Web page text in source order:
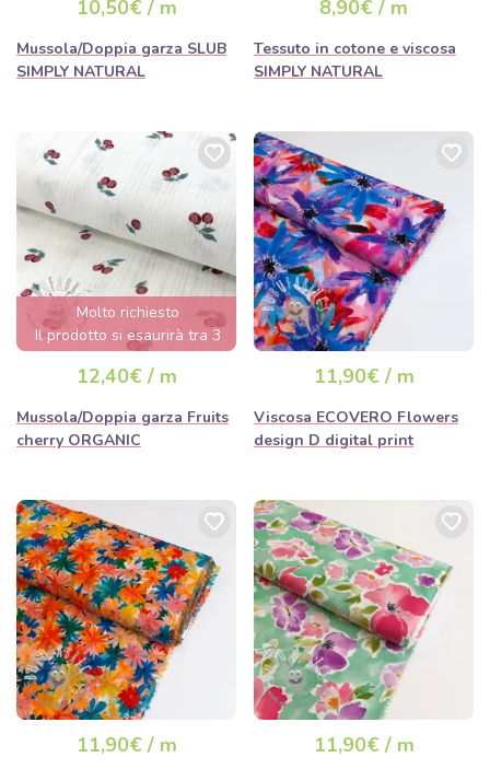
10,50€ / m
Mussola/Doppia garza SLUB
SIMPLY NATURAL
8,90€ / m
Tessuto in cotone e viscosa
SIMPLY NATURAL
Molto richiesto
Il prodotto si esaurirà tra 3
giorni.
12,40€ / m
Mussola/Doppia garza Fruits
cherry ORGANIC
11,90€ / m
Viscosa ECOVERO Flowers
design D digital print
11,90€ / m 11,90€ / m